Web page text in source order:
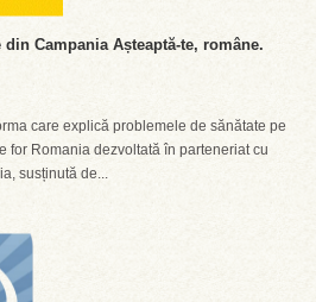
Campania Așteaptă-te, române.
care explică problemele de sănătate pe
for Romania dezvoltată în parteneriat cu
susținută de...